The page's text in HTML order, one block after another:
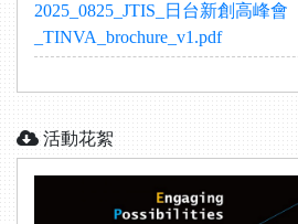
2025_0825_JTIS_日台新創高峰會
_TINVA_brochure_v1.pdf
活動花絮